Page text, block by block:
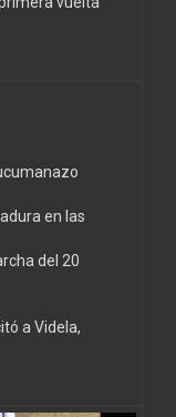
en las
del 20
a Videla,